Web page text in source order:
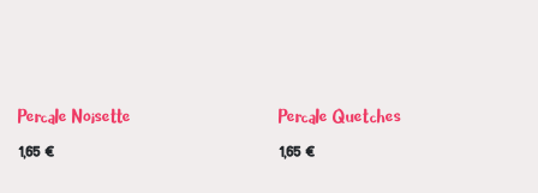
Nouveau !
Percale Noisette
1,65€ Nouveau !
Percale Quetches
1,65€